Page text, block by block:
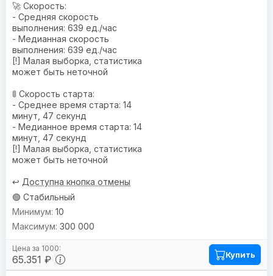
🚀 Скорость:
- Средняя скорость
выполнения: 639 ед./час
- Медианная скорость
выполнения: 639 ед./час
[!] Малая выборка, статистика
может быть неточной
🚦 Скорость старта:
- Среднее время старта: 14
минут, 47 секунд
- Медианное время старта: 14
минут, 47 секунд
[!] Малая выборка, статистика
может быть неточной
↩️ Доступна кнопка отмены
🟢 Стабильный
65.351 ₽
10
300 000
Купить